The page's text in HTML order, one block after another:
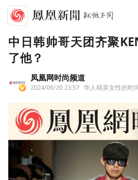
中日韩帅哥天团齐聚
了他？
凤凰网时尚频道
2024/06/20 23:57 华人精英女性的时